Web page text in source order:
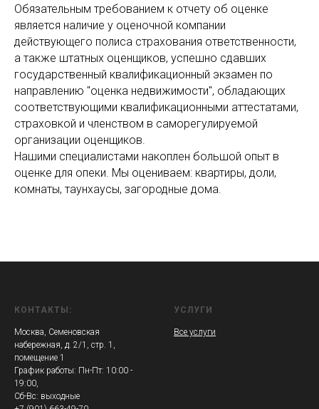
Обязательным требованием к отчету об оценке
является наличие у оценочной компании
действующего полиса страхования ответственности,
а также штатных оценщиков, успешно сдавших
государственный квалификационный экзамен по
направлению "оценка недвижимости", обладающих
соответствующими квалификационными аттестатами,
страховкой и членством в саморегулируемой
организации оценщиков.
Нашими специалистами накоплен большой опыт в
оценке для опеки. Мы оцениваем: квартиры, доли,
комнаты, таунхаусы, загородные дома.
КОНТАКТЫ:
Москва, Семеновская
набережная, д. 2/1, стр. 1,
помещение 1
График работы: Пн-Пт: 10:00 -
19:00,
Сб-Вс: выходные
УСЛУГИ
Все услуги